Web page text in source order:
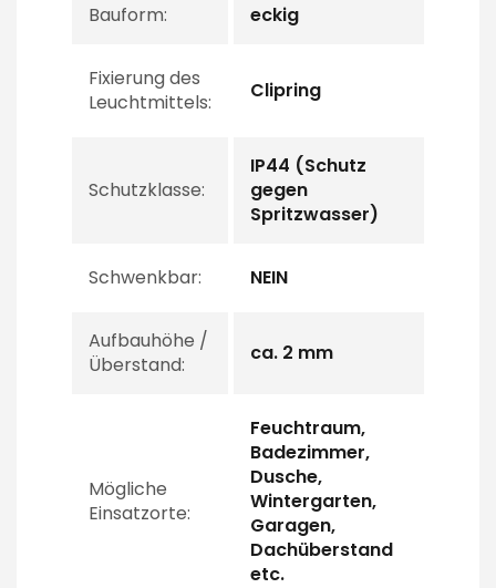
Bauform: eckig
Fixierung des
Leuchtmittels:
Clipring
Schutzklasse:
IP44 (Schutz
gegen
Spritzwasser)
Schwenkbar: NEIN
Aufbauhöhe /
Überstand:
ca. 2 mm
Mögliche
Einsatzorte:
Feuchtraum,
Badezimmer,
Dusche,
Wintergarten,
Garagen,
Dachüberstand
etc.